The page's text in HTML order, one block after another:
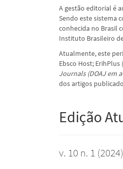
A gestão editorial é
Sendo este sistema
conhecida no Brasil
Instituto Brasileiro
Atualmente, este
Ebsco Host; ErihPlus
Journals (DOAJ em
dos artigos
Edição
v. 10 n. 1